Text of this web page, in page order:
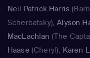
Neil Patrick Harris
Scherbatsky) ,Alyson
MacLachlan (The
Haase (Cheryl) Karen